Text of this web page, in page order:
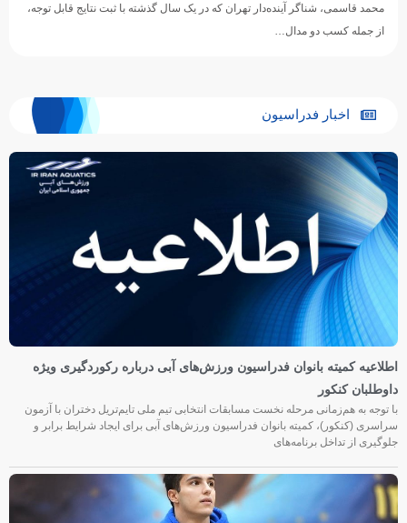
محمد قاسمی، شناگر آینده‌دار تهران که در یک سال گذشته با ثبت نتایج قابل توجه،
از جمله کسب دو مدال…
اخبار فدراسیون
اطلاعیه کمیته بانوان فدراسیون ورزش‌های آبی درباره رکوردگیری ویژه
داوطلبان کنکور
با توجه به هم‌زمانی مرحله نخست مسابقات انتخابی تیم ملی تایم‌تریل دختران با آزمون
سراسری (کنکور)، کمیته بانوان فدراسیون ورزش‌های آبی برای ایجاد شرایط برابر و
جلوگیری از تداخل برنامه‌های